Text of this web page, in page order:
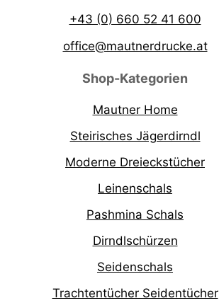
+43 (0) 660 52 41 600
office@mautnerdrucke.at
Shop-Kategorien
Mautner Home
Steirisches Jägerdirndl
Moderne Dreieckstücher
Leinenschals
Pashmina Schals
Dirndlschürzen
Seidenschals
Trachtentücher Seidentücher